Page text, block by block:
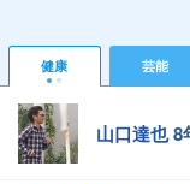
健康 芸能
山口達也